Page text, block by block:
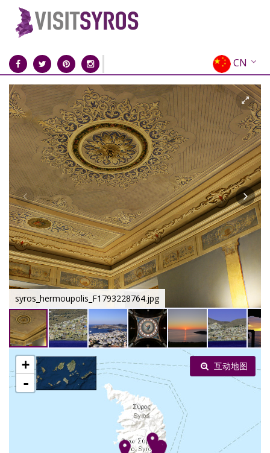
CN
EN
EL
FR
DE
IT
ES
RU
syros_hermoupolis_F1793228764.jpg
+
-
互动地图